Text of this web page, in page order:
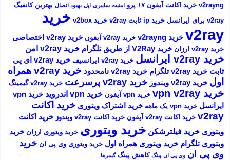
v2rayng خرید اکانت آیفون ۱۷ پرو امنیت سایبری اپل بهبود اتصال بهترین کانفیگ
v2ray برای ایرانسل
خرید ip ثابت v2ray خرید v2box
خرید
v2ray خرید v2rayng خرید v2ray آیفون خرید v2ray اختصاصی
خرید v2ray ارزان خرید V2Ray از طریق تلگرام خرید v2ray امن
خرید v2ray ایرانسل خرید v2ray ایرانسیف
خرید v2ray ای پی
ثابت خرید v2ray تلگرام خرید v2ray نامحدود
خرید v2ray همراه
اول خرید v2ray ویندوز خرید v2ray پرسرعت خرید v2ray گیمینگ
خرید vpn v2ray خرید vpn آیفون خرید vpn اندروید
خرید vpn
ایرانسل خرید vpn یک ماهه خرید اشتراک ویتوری خرید اکانت
v2ray خرید اکانت v2ray آیفون خرید اکانت v2ray ویندوز
خرید اکانت
ویتوری خرید فیلترشکن خرید ویتوری خرید ویتوری ارزان خرید
ویتوری تلگرام خرید ویتوری همراه اول خرید ویتوری وی پی ان خرید
وی پی ان وی پی ان پینگ کاهش پینگ گیمرها